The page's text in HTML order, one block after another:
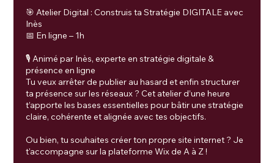
🎯 Atelier Digital : Construis ta Stratégie DIGITALE avec
Inès
📅 En ligne – 1h
🎙️ Animé par Inès, experte en stratégie digitale &
présence en ligne
Tu veux arrêter de publier au hasard et enfin structurer
ta présence sur les réseaux ? Cet atelier d’une heure
t’apporte les bases essentielles pour bâtir une stratégie
claire, cohérente et alignée avec tes objectifs.
Ou bien, tu souhaites créer ton propre site internet ? Je
t'accompagne sur la plateforme Wix de A à Z !